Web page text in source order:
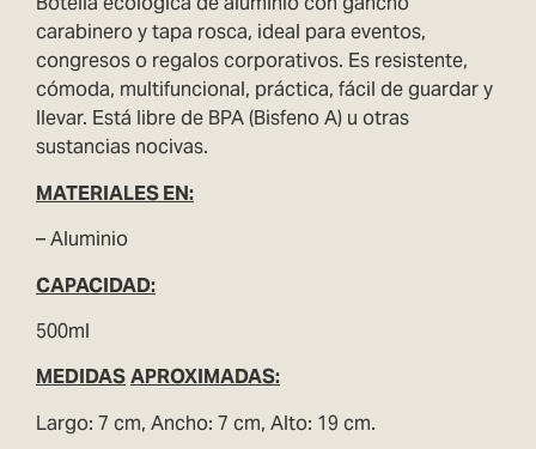
carabinero y tapa rosca, ideal para eventos,
congresos o regalos corporativos. Es resistente,
cómoda, multifuncional, práctica, fácil de guardar y
llevar. Está libre de BPA (Bisfeno A) u otras
sustancias nocivas.
MATERIALES EN:
– Aluminio
CAPACIDAD:
500ml
MEDIDASAPROXIMADAS:
Largo: 7 cm, Ancho: 7 cm, Alto: 19 cm.